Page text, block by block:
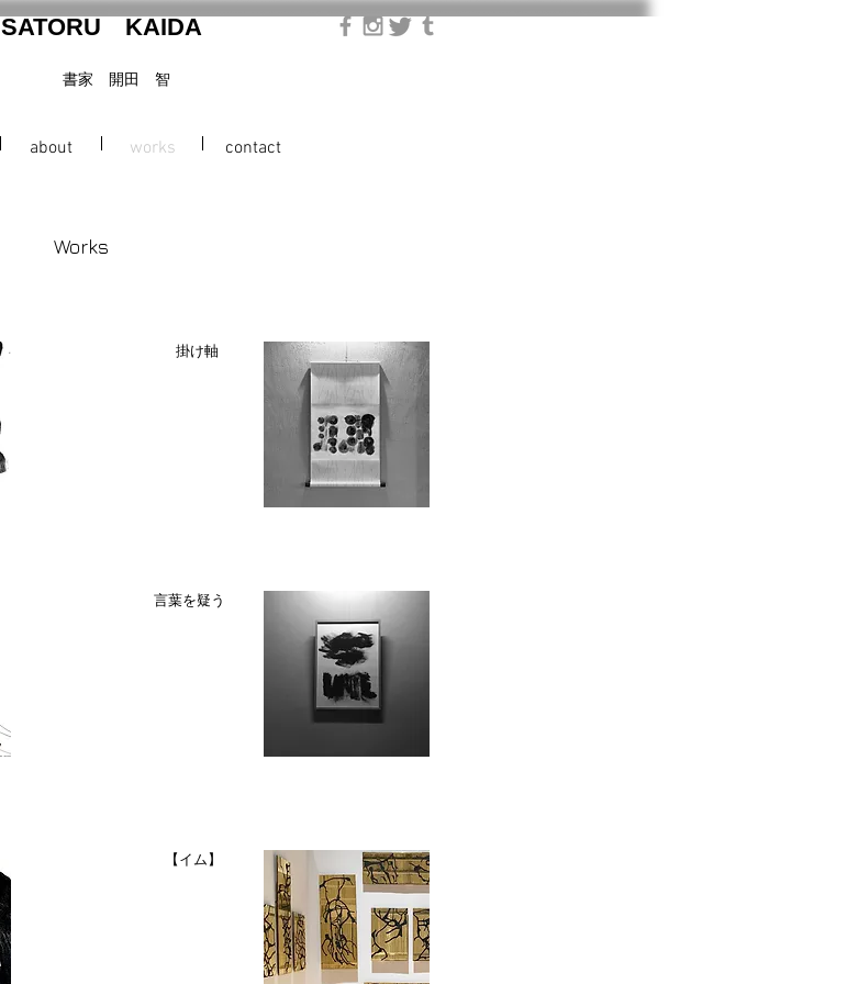
SATORU KAIDA
​書家 開田 智
about works contact
​Works
​掛け軸
​言葉を疑う
【イム】